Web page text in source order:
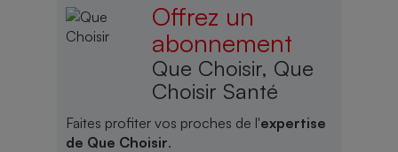
Offrez un
abonnement
Que Choisir, Que
Choisir Santé
Faites profiter vos proches de l'expertise
de Que Choisir.